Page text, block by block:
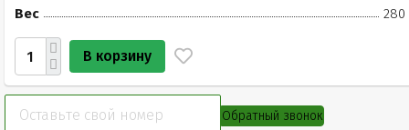
Вес
280
В корзину
Обратный звонок